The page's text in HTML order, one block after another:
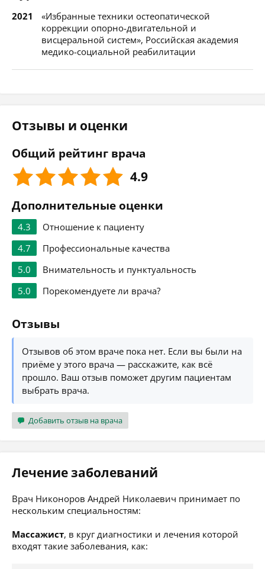
2021
«Избранные техники остеопатической
коррекции опорно-двигательной и
висцеральной систем», Российская академия
медико-социальной реабилитации
Отзывы и оценки
Общий рейтинг врача
4.9
Дополнительные оценки
4.3
Отношение к пациенту
4.7
Профессиональные качества
5.0
Внимательность и пунктуальность
5.0
Порекомендуете ли врача?
Отзывы
Отзывов об этом враче пока нет. Если вы были на
приёме у этого врача — расскажите, как всё
прошло. Ваш отзыв поможет другим пациентам
выбрать врача.
Добавить отзыв на врача
Лечение заболеваний
Врач Никоноров Андрей Николаевич принимает по
нескольким специальностям:
Массажист, в круг диагностики и лечения которой
входят такие заболевания, как: